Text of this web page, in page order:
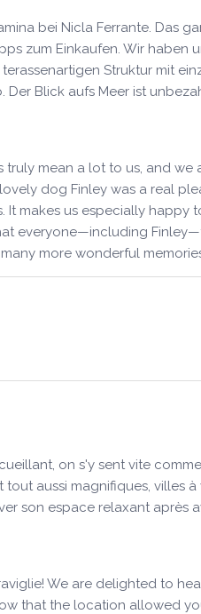
bei Nicla Ferrante. Das
zum Einkaufen. Wir
Struktur mit
Blick aufs Meer ist
mean a lot to us, and
dog Finley was a real
makes us especially
everyone—including
more wonderful
on s'y sent vite
aussi magnifiques, villes
son espace relaxant après
We are delighted to
that the location allowed